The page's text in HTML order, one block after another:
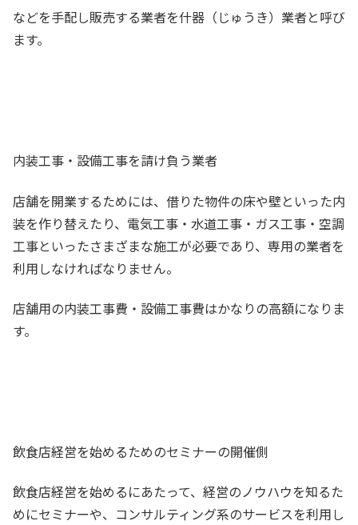
などを手配し販売する業者を什器（じゅうき）業者と呼び
ます。
内装工事・設備工事を請け負う業者
店舗を開業するためには、借りた物件の床や壁といった内
装を作り替えたり、電気工事・水道工事・ガス工事・空調
工事といったさまざまな施工が必要であり、専用の業者を
利用しなければなりません。
店舗用の内装工事費・設備工事費はかなりの高額になりま
す。
飲食店経営を始めるためのセミナーの開催側
飲食店経営を始めるにあたって、経営のノウハウを知るた
めにセミナーや、コンサルティング系のサービスを利用し